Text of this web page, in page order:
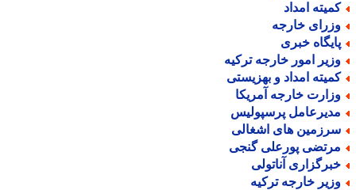
امداد
خارجه
خبری
امور خارجه ترکیه
امداد و بهزیستی
خارجه آمریکا
پرسپولیس
های اشغالی
پورعلی گنجی
آناتولی
خارجه ترکیه